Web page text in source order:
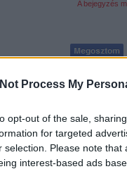
Process My
opt-out of the sale,
for targeted
selection. Please note
interest-based ads
A bejegyzés
Napi
2010.12.23.